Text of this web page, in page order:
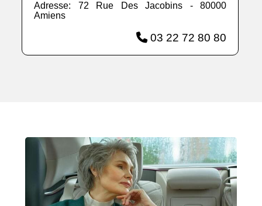
Adresse: 72 Rue Des Jacobins - 80000
Amiens
03 22 72 80 80